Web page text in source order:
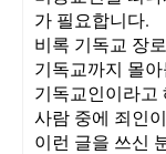
가 필요합니다.
비록 기독교 장
기독교까지 몰
기독교인이라고
사람 중에 죄인
이런 글을 쓰신